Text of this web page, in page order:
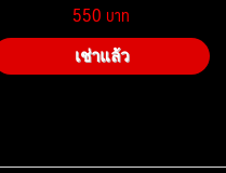
550
เช่าแล้ว